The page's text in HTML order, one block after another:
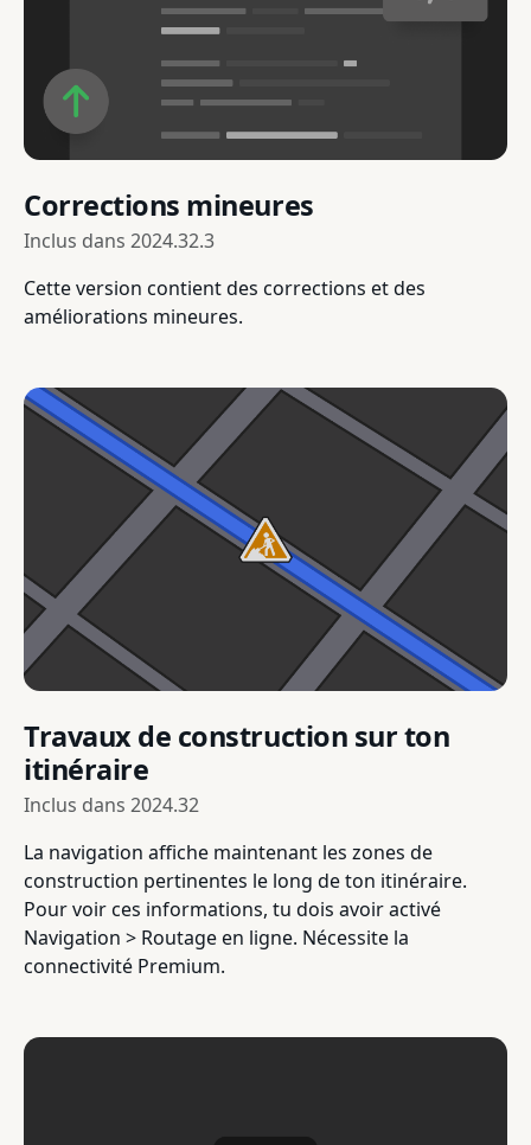
Corrections mineures
Inclus dans 2024.32.3
Cette version contient des corrections et des
améliorations mineures.
Travaux de construction sur ton
itinéraire
Inclus dans 2024.32
La navigation affiche maintenant les zones de
construction pertinentes le long de ton itinéraire.
Pour voir ces informations, tu dois avoir activé
Navigation > Routage en ligne. Nécessite la
connectivité Premium.